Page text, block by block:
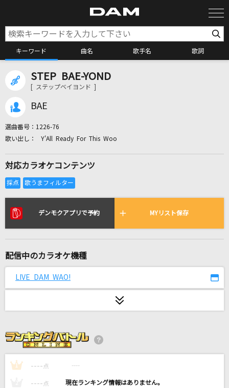
キーワード 曲名 歌手名 歌詞
カラオケ検索
リアルタイムで歌われている曲の一覧
[生音]Tomorrow never knows
Mela!
[生音]そっけない
RADWIMPS
STEP BAE-YOND
[ ステップベイヨンド ]
BAE
選曲番号： 1226-76
Y'All Ready For This Woo
対応カラオケコンテンツ
デンモクアプリで予約 MYリスト保存
配信中のカラオケ機種
LIVE DAM WAO!
1 ---- 点 ----
---- 点 ----